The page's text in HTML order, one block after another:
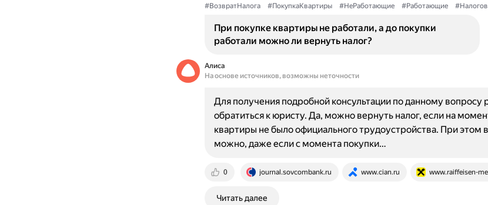
#ВозвратНалога
#ПокупкаКвартиры #НеРаботающие #Работающие
При покупке квартиры не работали, а до покупки
работали можно ли вернуть налог?
Алиса
На основе источников, возможны неточности
0 journal.sovcombank.ru www.cian.ru www.raiffeisen-
Для получения подробной консультации по данному вопросу
обратиться к юристу. Да, можно вернуть налог, если на
квартиры не было официального трудоустройства. При этом
можно, даже если с момента покупки…
Читать далее